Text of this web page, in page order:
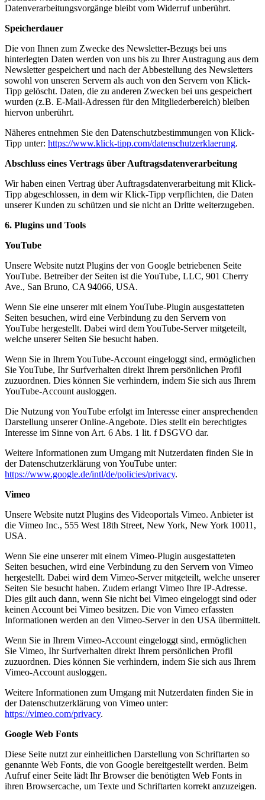
Datenverarbeitungsvorgänge bleibt vom Widerruf unberührt.
Speicherdauer
Die von Ihnen zum Zwecke des Newsletter-Bezugs bei uns
hinterlegten Daten werden von uns bis zu Ihrer Austragung aus dem
Newsletter gespeichert und nach der Abbestellung des Newsletters
sowohl von unseren Servern als auch von den Servern von Klick-
Tipp gelöscht. Daten, die zu anderen Zwecken bei uns gespeichert
wurden (z.B. E-Mail-Adressen für den Mitgliederbereich) bleiben
hiervon unberührt.
Näheres entnehmen Sie den Datenschutzbestimmungen von Klick-
Tipp unter: https://www.klick-tipp.com/datenschutzerklaerung.
Abschluss eines Vertrags über Auftragsdatenverarbeitung
Wir haben einen Vertrag über Auftragsdatenverarbeitung mit Klick-
Tipp abgeschlossen, in dem wir Klick-Tipp verpflichten, die Daten
unserer Kunden zu schützen und sie nicht an Dritte weiterzugeben.
6. Plugins und Tools
YouTube
Unsere Website nutzt Plugins der von Google betriebenen Seite
YouTube. Betreiber der Seiten ist die YouTube, LLC, 901 Cherry
Ave., San Bruno, CA 94066, USA.
Wenn Sie eine unserer mit einem YouTube-Plugin ausgestatteten
Seiten besuchen, wird eine Verbindung zu den Servern von
YouTube hergestellt. Dabei wird dem YouTube-Server mitgeteilt,
welche unserer Seiten Sie besucht haben.
Wenn Sie in Ihrem YouTube-Account eingeloggt sind, ermöglichen
Sie YouTube, Ihr Surfverhalten direkt Ihrem persönlichen Profil
zuzuordnen. Dies können Sie verhindern, indem Sie sich aus Ihrem
YouTube-Account ausloggen.
Die Nutzung von YouTube erfolgt im Interesse einer ansprechenden
Darstellung unserer Online-Angebote. Dies stellt ein berechtigtes
Interesse im Sinne von Art. 6 Abs. 1 lit. f DSGVO dar.
Weitere Informationen zum Umgang mit Nutzerdaten finden Sie in
der Datenschutzerklärung von YouTube unter:
https://www.google.de/intl/de/policies/privacy.
Vimeo
Unsere Website nutzt Plugins des Videoportals Vimeo. Anbieter ist
die Vimeo Inc., 555 West 18th Street, New York, New York 10011,
USA.
Wenn Sie eine unserer mit einem Vimeo-Plugin ausgestatteten
Seiten besuchen, wird eine Verbindung zu den Servern von Vimeo
hergestellt. Dabei wird dem Vimeo-Server mitgeteilt, welche unserer
Seiten Sie besucht haben. Zudem erlangt Vimeo Ihre IP-Adresse.
Dies gilt auch dann, wenn Sie nicht bei Vimeo eingeloggt sind oder
keinen Account bei Vimeo besitzen. Die von Vimeo erfassten
Informationen werden an den Vimeo-Server in den USA übermittelt.
Wenn Sie in Ihrem Vimeo-Account eingeloggt sind, ermöglichen
Sie Vimeo, Ihr Surfverhalten direkt Ihrem persönlichen Profil
zuzuordnen. Dies können Sie verhindern, indem Sie sich aus Ihrem
Vimeo-Account ausloggen.
Weitere Informationen zum Umgang mit Nutzerdaten finden Sie in
der Datenschutzerklärung von Vimeo unter:
https://vimeo.com/privacy.
Google Web Fonts
Diese Seite nutzt zur einheitlichen Darstellung von Schriftarten so
genannte Web Fonts, die von Google bereitgestellt werden. Beim
Aufruf einer Seite lädt Ihr Browser die benötigten Web Fonts in
ihren Browsercache, um Texte und Schriftarten korrekt anzuzeigen.